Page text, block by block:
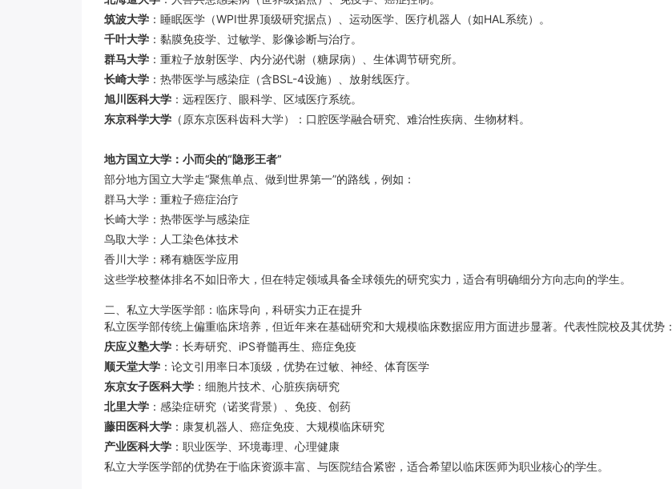
筑波大学 ：睡眠医学（WPI世界顶级研究据点）、运动医学、医疗机器人（如HAL系统）。
千叶大学 ：黏膜免疫学、过敏学、影像诊断与治疗。
群马大学 ：重粒子放射医学、内分泌代谢（糖尿病）、生体调节研究所。
长崎大学 ：热带医学与感染症（含BSL-4设施）、放射线医疗。
旭川医科大学 ：远程医疗、眼科学、区域医疗系统。
东京科学大学 （原东京医科齿科大学）：口腔医学融合研究、难治性疾病、生物材料。
地方国立大学：小而尖的“隐形王者”
部分地方国立大学走“聚焦单点、做到世界第一”的路线，例如：
群马大学：重粒子癌症治疗
长崎大学：热带医学与感染症
鸟取大学：人工染色体技术
香川大学：稀有糖医学应用
这些学校整体排名不如旧帝大，但在特定领域具备全球领先的研究实力，适合有明确细分方向志向的学生。
二、私立大学医学部：临床导向，科研实力正在提升
私立医学部传统上偏重临床培养，但近年来在基础研究和大规模临床数据应用方面进步显著。代表性院校及其优势：
庆应义塾大学 ：长寿研究、iPS脊髓再生、癌症免疫
顺天堂大学 ：论文引用率日本顶级，优势在过敏、神经、体育医学
东京女子医科大学 ：细胞片技术、心脏疾病研究
北里大学 ：感染症研究（诺奖背景）、免疫、创药
藤田医科大学 ：康复机器人、癌症免疫、大规模临床研究
产业医科大学 ：职业医学、环境毒理、心理健康
私立大学医学部的优势在于临床资源丰富、与医院结合紧密，适合希望以临床医师为职业核心的学生。